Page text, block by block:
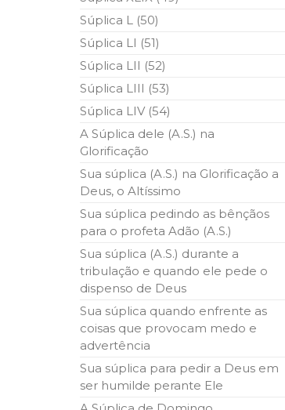
Súplica L (50)
Súplica LI (51)
Súplica LII (52)
Súplica LIII (53)
Súplica LIV (54)
A Súplica dele (A.S.) na
Glorificação
Sua súplica (A.S.) na Glorificação a
Deus, o Altíssimo
Sua súplica pedindo as bênçãos
para o profeta Adão (A.S.)
Sua súplica (A.S.) durante a
tribulação e quando ele pede o
dispenso de Deus
Sua súplica quando enfrente as
coisas que provocam medo e
advertência
Sua súplica para pedir a Deus em
ser humilde perante Ele